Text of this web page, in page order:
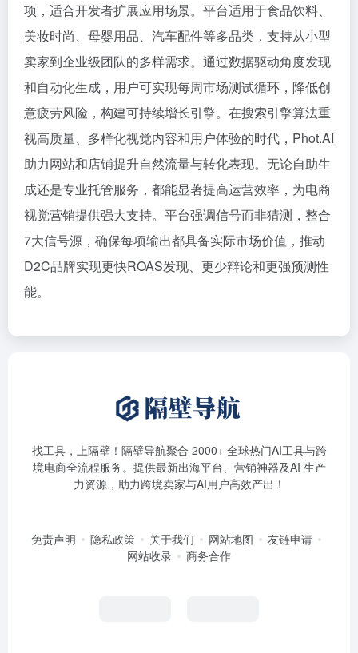
项，适合开发者扩展应用场景。平台适用于食品饮料、
美妆时尚、母婴用品、汽车配件等多品类，支持从小型
卖家到企业级团队的多样需求。通过数据驱动角度发现
和自动化生成，用户可实现每周市场测试循环，降低创
意疲劳风险，构建可持续增长引擎。在搜索引擎算法重
视高质量、多样化视觉内容和用户体验的时代，Phot.AI
助力网站和店铺提升自然流量与转化表现。无论自助生
成还是专业托管服务，都能显著提高运营效率，为电商
视觉营销提供强大支持。平台强调信号而非猜测，整合
7大信号源，确保每项输出都具备实际市场价值，推动
D2C品牌实现更快ROAS发现、更少辩论和更强预测性
能。
找工具，上隔壁！隔壁导航聚合 2000+ 全球热门AI工具与跨
境电商全流程服务。提供最新出海平台、营销神器及AI 生产
力资源，助力跨境卖家与AI用户高效产出！
免责声明 隐私政策 关于我们 网站地图
友链申请
网站收录
商务合作